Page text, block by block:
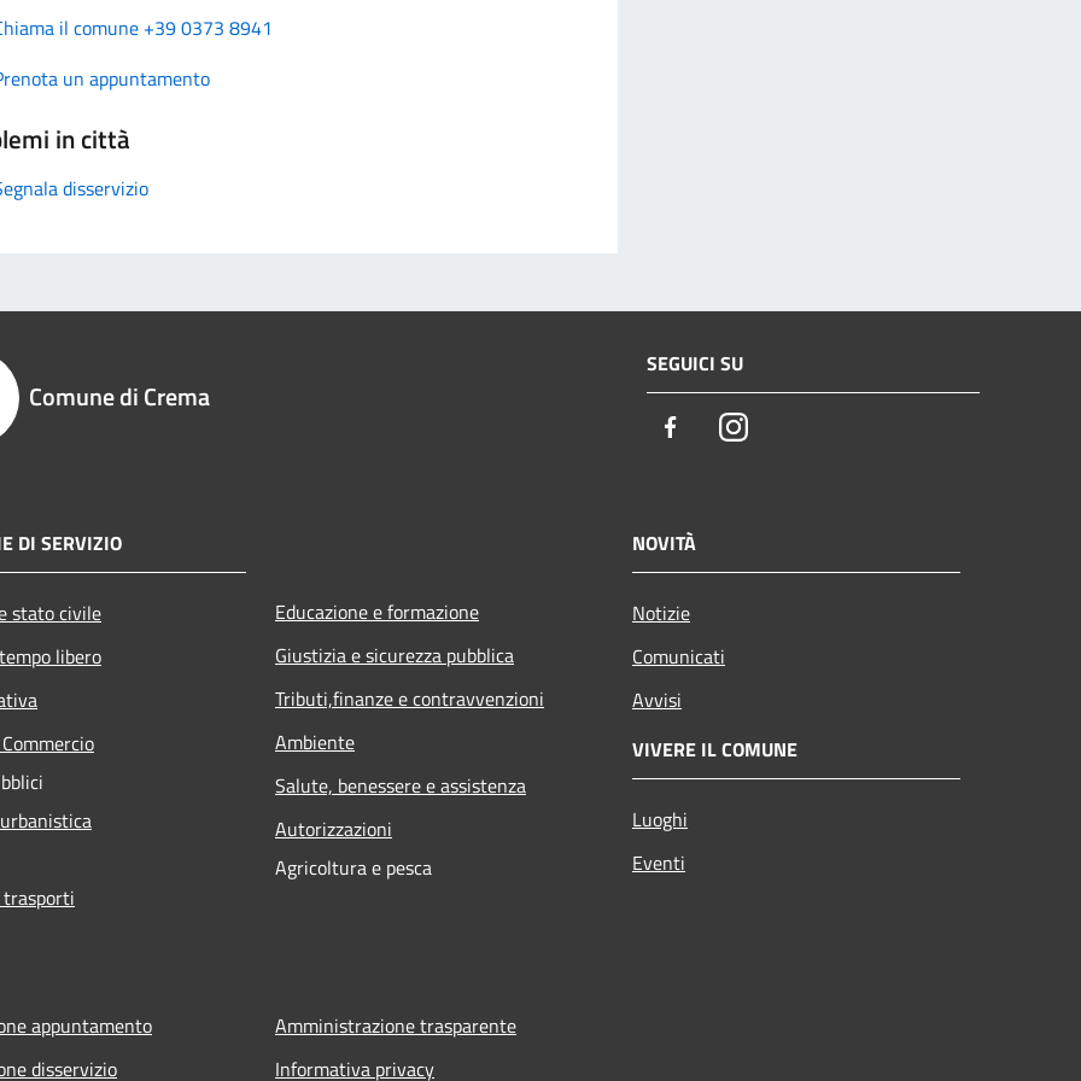
il comune +39 0373 8941
un appuntamento
in città
disservizio
Comune di Crema
SEGUICI SU
FacebookInstagram
DI SERVIZIO
stato civile
libero
Educazione e formazione
Giustizia e sicurezza pubblica
Tributi,finanze e contravvenzioni
Ambiente
Salute, benessere e assistenza
Autorizzazioni
Agricoltura e pesca
NOVITÀ
Notizie
Comunicati
Avvisi
VIVERE IL COMUNE
Luoghi
Eventi
appuntamento
disservizio
Amministrazione trasparente
Informativa privacy